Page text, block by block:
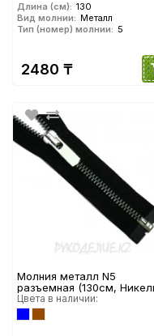
Длина (см): 130
Вид молнии: Металл
Тип (номер) молнии: 5
2480 ₸
Молния металл N5
разъемная (130см,
матовый) YKK
Цвета в наличии: